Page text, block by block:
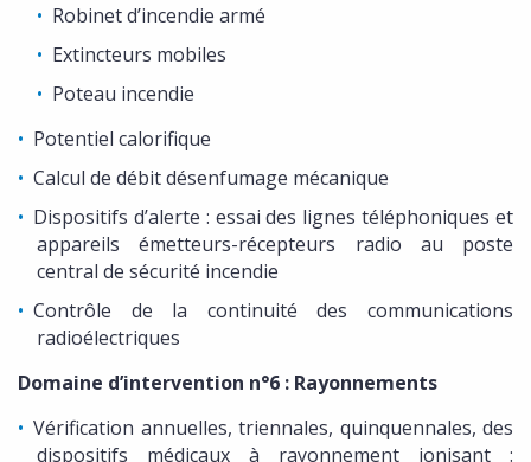
Robinet d’incendie armé
Extincteurs mobiles
Poteau incendie
Potentiel calorifique
Calcul de débit désenfumage mécanique
Dispositifs d’alerte : essai des lignes téléphoniques et
appareils émetteurs-récepteurs radio au poste
central de sécurité incendie
Contrôle de la continuité des communications
radioélectriques
Domaine d’intervention n°6 : Rayonnements
Vérification annuelles, triennales, quinquennales, des
dispositifs médicaux à rayonnement ionisant :